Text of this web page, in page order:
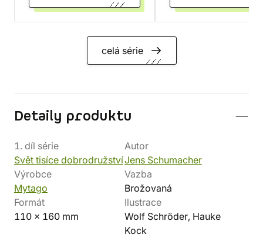
celá série
Detaily produktu
1. díl série
Svět tisíce dobrodružství
Autor
Jens Schumacher
Výrobce
Mytago
Vazba
Brožovaná
Formát
110 x 160 mm
Ilustrace
Wolf Schröder, Hauke
Kock